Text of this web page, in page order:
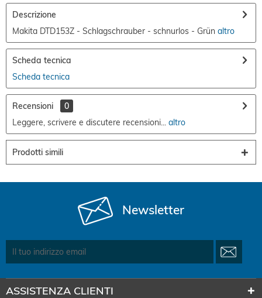
Descrizione
Makita DTD153Z - Schlagschrauber - schnurlos - Grün altro
Scheda tecnica
Scheda tecnica
Recensioni
0
Leggere, scrivere e discutere recensioni... altro
Prodotti simili
Newsletter
ASSISTENZA CLIENTI